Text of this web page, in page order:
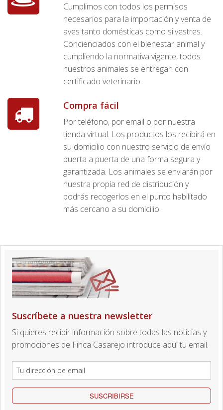
Cumplimos con todos los permisos
necesarios para la importación y venta de
aves tanto domésticas como silvestres.
Concienciados con el bienestar animal y
cumpliendo la normativa vigente, todos
nuestros animales se entregan con
certificado veterinario.
Compra fácil
Por teléfono, por email o por nuestra
tienda virtual. Los productos los recibirá en
su domicilio con nuestro servicio de envío
puerta a puerta de una forma segura y
garantizada. Los animales se enviarán por
nuestra propia red de distribución y
podrás recogerlos en el punto habilitado
más cercano a su domicilio.
Suscríbete a nuestra newsletter
Si quieres recibir información sobre todas las noticias y
promociones de Finca Casarejo introduce aquí tu email.
SUSCRIBIRSE